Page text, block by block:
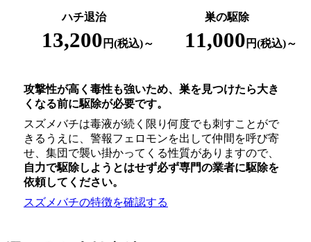
ハチ退治
13,200 円(税込)～
巣の駆除
11,000 円(税込)～
攻撃性が高く毒性も強いため、巣を見つけたら大き
くなる前に駆除が必要です。
スズメバチは毒液が続く限り何度でも刺すことがで
きるうえに、警報フェロモンを出して仲間を呼び寄
せ、集団で襲い掛かってくる性質がありますので、
自力で駆除しようとはせず必ず専門の業者に駆除を
依頼してください。
スズメバチの特徴を確認する